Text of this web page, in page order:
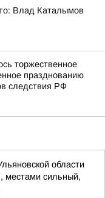
Влад Каталымов
торжественное
празднованию
следствия РФ
области
местами сильный,